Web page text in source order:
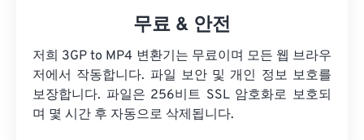
무료 & 안전
저희 3GP to MP4 변환기는 무료이며 모든 웹 브라우
저에서 작동합니다. 파일 보안 및 개인 정보 보호를
보장합니다. 파일은 256비트 SSL 암호화로 보호되
며 몇 시간 후 자동으로 삭제됩니다.